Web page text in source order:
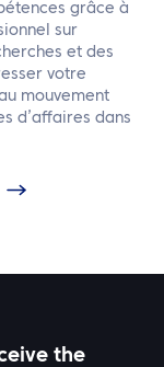
grâce à
sur
et des
votre
mouvement
d’affaires dans
the